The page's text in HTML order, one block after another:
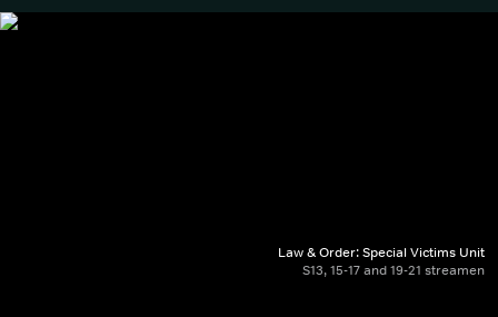
Law & Order: Special Victims Unit
S13, 15-17 and 19-21 streamen